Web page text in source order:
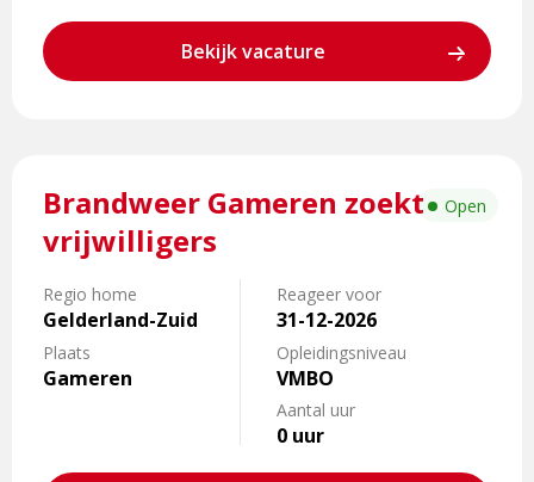
Bekijk vacature
Brandweer Gameren zoekt
vrijwilligers
Regio home
Gelderland-Zuid
Plaats
Gameren
Reageer voor
31-12-2026
Opleidingsniveau
VMBO
Aantal uur
0 uur
Open
meer
Brandweer
Gameren
zoekt
vrijwilligers